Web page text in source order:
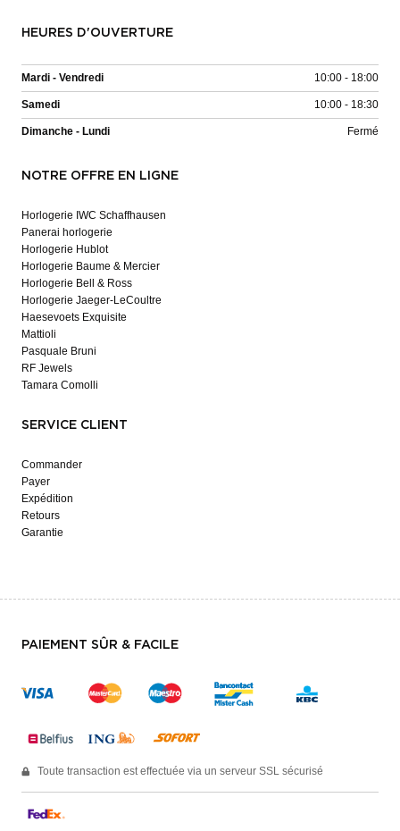
HEURES D'OUVERTURE
Mardi - Vendredi 10:00 - 18:00
Samedi 10:00 - 18:30
Dimanche - Lundi Fermé
NOTRE OFFRE EN LIGNE
Horlogerie IWC Schaffhausen
Panerai horlogerie
Horlogerie Hublot
Horlogerie Baume & Mercier
Horlogerie Bell & Ross
Horlogerie Jaeger-LeCoultre
Haesevoets Exquisite
Mattioli
Pasquale Bruni
RF Jewels
Tamara Comolli
SERVICE CLIENT
Commander
Payer
Expédition
Retours
Garantie
PAIEMENT SÛR & FACILE
Toute transaction est effectuée via un serveur SSL sécurisé